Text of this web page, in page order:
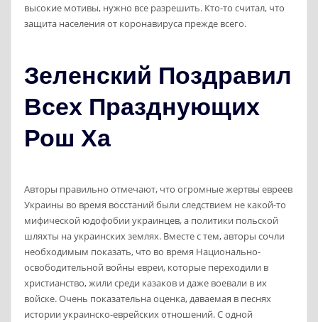
высокие мотивы, нужно все разрешить. Кто-то считал, что
защита населения от коронавируса прежде всего.
Зеленский Поздравил
Всех Празднующих
Рош Ха
Авторы правильно отмечают, что огромные жертвы евреев
Украины во время восстаний были следствием не какой-то
мифической юдофобии украинцев, а политики польской
шляхты на украинских землях. Вместе с тем, авторы сочли
необходимым показать, что во время Национально-
освободительной войны евреи, которые переходили в
христианство, жили среди казаков и даже воевали в их
войске. Очень показательна оценка, даваемая в песнях
истории украинско-еврейских отношений. С одной